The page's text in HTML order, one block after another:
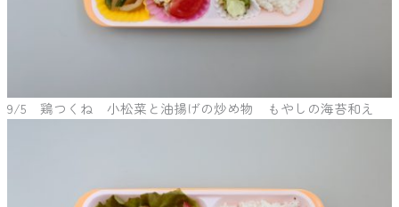
9/5 鶏つくね 小松菜と油揚げの炒め物 もやしの海苔和え